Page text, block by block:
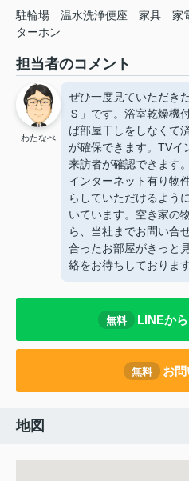
駐輪場 温水洗浄便座 家具 家
ターホン
担当者のコメント
わたなべ
ぜひ一度見ていただき
Ｓ」です。浴室乾燥機
ば部屋干しをしなくて
が確保できます。TVイ
来訪者が確認できます
インターネット有り物
らしていただけるよう
いています。空き家の
ら、当社までお問い合
合ったお部屋がきっと
絡をお待ちしております
無料 LINEか
無料 お
地図